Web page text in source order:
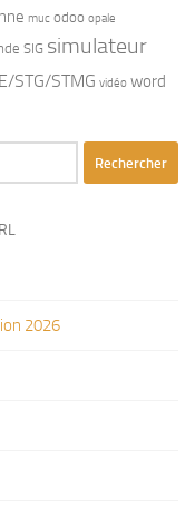
muc odoo opale
SIG simulateur
STG/STMG vidéo word
2026